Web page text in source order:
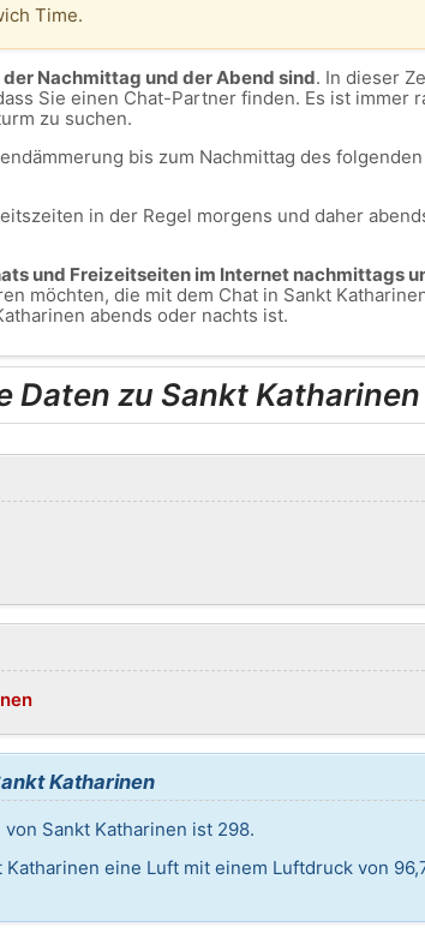
Time.
Nachmittag und der Abend sind. In dieser
Sie einen Chat-Partner finden. Es ist immer
zu suchen.
bis zum Nachmittag des
in der Regel morgens und daher
und Freizeitseiten im Internet nachmittags
möchten, die mit dem Chat in Sankt
abends oder nachts ist.
Daten zu Sankt Katharinen
Katharinen
Sankt Katharinen ist 298.
eine Luft mit einem Luftdruck von